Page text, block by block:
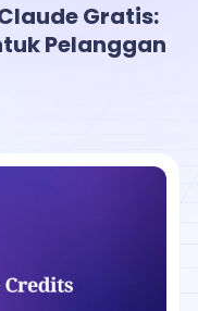
Gratis:
Pelanggan